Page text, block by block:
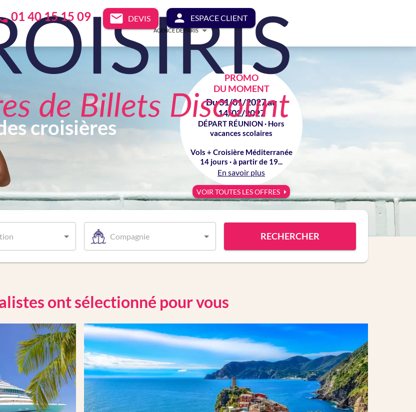
01 40 15 15 09 DEVIS ESPACE CLIENT
AGENCE DE PARIS
croisières
PROMO
DU MOMENT
Du 31/01/2027 au
14/02/2027
DÉPART RÉUNION · Hors
vacances scolaires
Vols + Croisière Méditerranée
14 jours · à partir de 19...
En savoir plus
VOIR TOUTES LES OFFRES
Compagnie RECHERCHER
ont sélectionné pour vous